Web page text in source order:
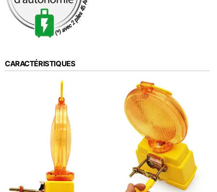
CARACTÉRISTIQUES